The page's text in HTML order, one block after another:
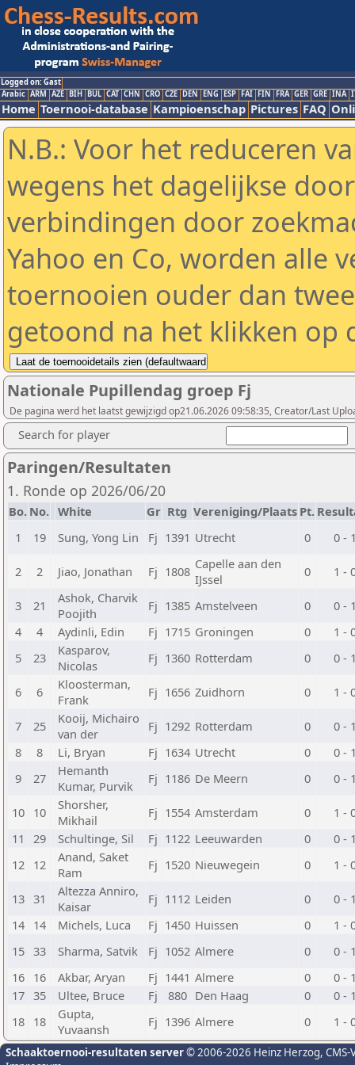
Logged on: Gast
Arabic ARM AZE BIH BUL CAT CHN CRO CZE DEN ENG ESP FAI FIN FRA GER GRE INA
Home Toernooi-database Kampioenschap Pictures FAQ
N.B.: Voor het reduceren
wegens het dagelijkse
verbindingen door
Yahoo en Co, worden alle
toernooien ouder dan
getoond na het klikken op
Nationale Pupillendag groep Fj
De pagina werd het laatst gewijzigd op21.06.2026 09:58:35, Creator/Last
Search for player
Paringen/Resultaten
1. Ronde op 2026/06/20
Bo. No. White Gr Rtg Vereniging/Plaats Pt.
1
19 Sung, Yong Lin Fj 1391 Utrecht 0 0 -
2 2 Jiao, Jonathan Fj 1808 Capelle aan den
IJssel
0 1 -
3 21
Ashok, Charvik
Poojith
Fj 1385 Amstelveen 0
0 -
4
4 Aydinli, Edin Fj 1715 Groningen 0
1 -
5
23
Kasparov,
Nicolas
Fj 1360 Rotterdam 0 0 -
6 6
Kloosterman,
Frank
Fj 1656 Zuidhorn 0 1 -
7 25
Kooij, Michairo
van der
Fj 1292 Rotterdam 0
0 -
8
8 Li, Bryan Fj 1634 Utrecht 0
0 -
9
27
Hemanth
Kumar, Purvik
Fj 1186 De Meern 0 0 -
10 10
Shorsher,
Mikhail
Fj 1554 Amsterdam 0
1 -
11
29 Schultinge, Sil Fj 1122 Leeuwarden 0
0 -
12 12
Anand, Saket
Ram
Fj 1520 Nieuwegein 0 1 -
13 31
Altezza Anniro,
Kaisar
Fj 1112 Leiden 0
0 -
14 14 Michels, Luca Fj 1450 Huissen 0
1 -
15 33 Sharma, Satvik Fj 1052 Almere 0
0 -
16 16 Akbar, Aryan Fj 1441 Almere 0
0 -
17 35 Ultee, Bruce Fj 880 Den Haag 0
0 -
18 18
Gupta,
Yuvaansh
Fj 1396 Almere 0 1 -
Schaaktoernooi-resultaten server© 2006-2026 Heinz Herzog,